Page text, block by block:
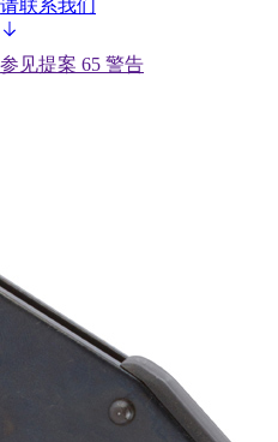
请联系我们
参见提案 65 警告